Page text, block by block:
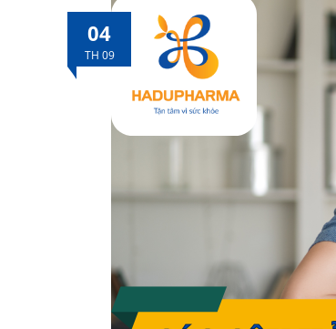
04
TH 09